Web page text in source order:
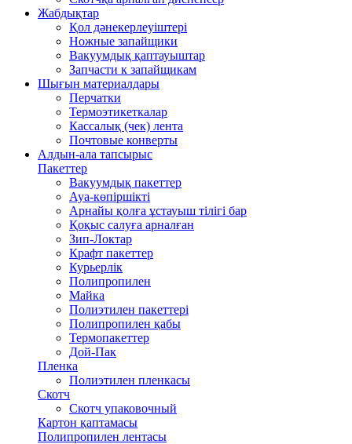
Жабдықтар
Қол дәнекерлеуіштері
Ножные запайщики
Вакуумдық қаптауыштар
Запчасти к запайщикам
Шығын материалдары
Перчатки
Термоэтикеткалар
Кассалық (чек) лента
Почтовые конверты
Алдын-ала тапсырыс
Пакеттер
Вакуумдық пакеттер
Ауа-көпіршікті
Арнайы қолға ұстауыш тілігі бар
Қоқыс салуға арналған
Зип-Локтар
Крафт пакеттер
Курьерлік
Полипропилен
Майка
Полиэтилен пакеттері
Полипропилен қабы
Термопакеттер
Дой-Пак
Пленка
Полиэтилен пленкасы
Скотч
Скотч упаковочный
Картон қаптамасы
Полипропилен лентасы